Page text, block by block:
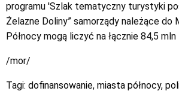
programu 'Szlak tematyczny turystyki
Żelazne Doliny” samorządy należące do
Północy mogą liczyć na łącznie 84,5 mln
/mor/
Tagi: dofinansowanie, miasta północy,